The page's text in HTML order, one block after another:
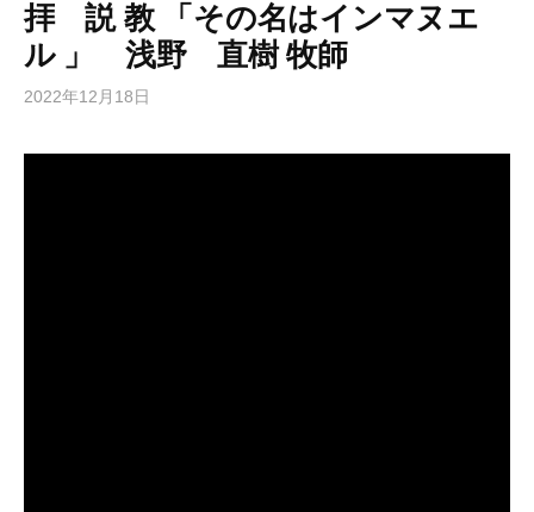
拝 説 教 「その名はインマヌエ
ル 」 浅野 直樹 牧師
2022年12月18日